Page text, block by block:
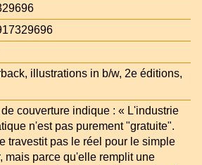
illustrations in b/w, 2e éditions,
de couverture indique : « L'industrie
n'est pas purement "gratuite".
travestit pas le réel pour le simple
mais parce qu'elle remplit une